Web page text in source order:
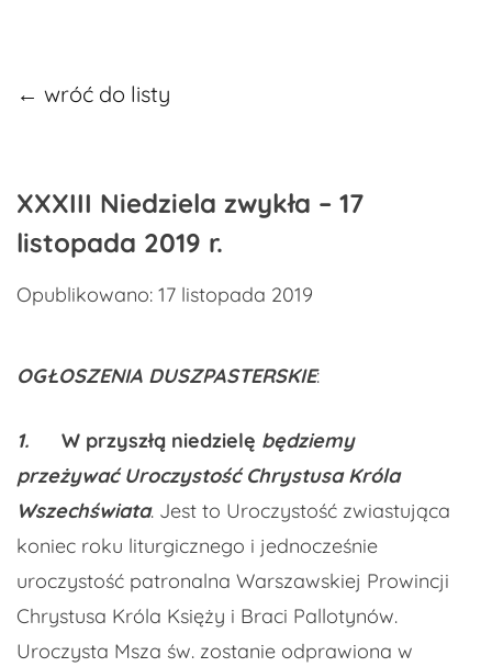
← wróć do listy
XXXIII Niedziela zwykła – 17
listopada 2019 r.
Opublikowano: 17 listopada 2019
OGŁOSZENIA DUSZPASTERSKIE:
1. W przyszłą niedzielę będziemy
przeżywać Uroczystość Chrystusa Króla
Wszechświata. Jest to Uroczystość zwiastująca
koniec roku liturgicznego i jednocześnie
uroczystość patronalna Warszawskiej Prowincji
Chrystusa Króla Księży i Braci Pallotynów.
Uroczysta Msza św. zostanie odprawiona w